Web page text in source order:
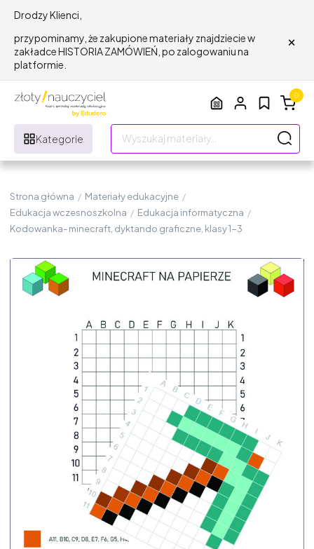
Drodzy Klienci,
przypominamy, że zakupione materiały znajdziecie w
zakładce HISTORIA ZAMÓWIEŃ, po zalogowaniu na
platformie.
×
Kategorie
0
Strona główna / Materiały edukacyjne /
Edukacja wczesnoszkolna / Edukacja informatyczna /
Kodowanka- minecraft, dyktando graficzne, klasy 1-3